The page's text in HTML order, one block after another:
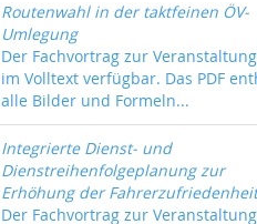
Routenwahl in der taktfeinen ÖV-
Umlegung
Der Fachvortrag zur
im Volltext verfügbar. Das PDF
alle Bilder und Formeln...
Integrierte Dienst- und
Dienstreihenfolgeplanung zur
Erhöhung der Fahrerzufriedenheit
Der Fachvortrag zur